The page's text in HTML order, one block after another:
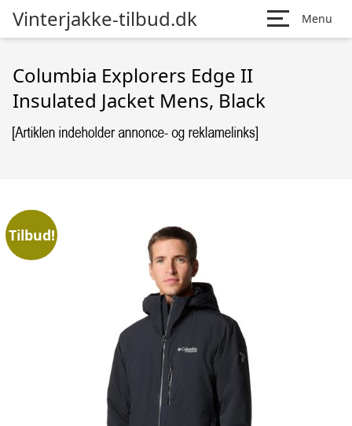
Vinterjakke-tilbud.dk Menu
Columbia Explorers Edge II
Insulated Jacket Mens, Black
Tilbud!